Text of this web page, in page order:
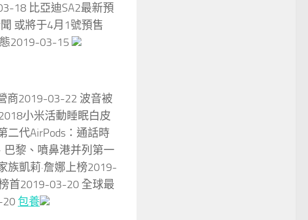
18 比亞迪SA2最新預
或將于4月1號預售
2019-03-15
商2019-03-22 波音被
小米活動睡眠白皮
二代AirPods：通話時
巴黎、噴鼻港并列第一
族凱莉·詹娜上榜2019-
首2019-03-20 全球最
20包養